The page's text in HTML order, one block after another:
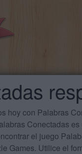
hoy con Palabras
Conectadas
el juego
Games. Utilice el